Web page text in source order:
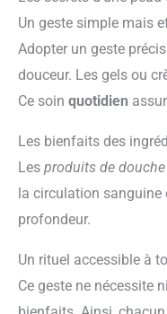
Un geste simple mais
Adopter un geste
douceur. Les gels ou
Ce soin quotidien
Les bienfaits des
Les produits de
la circulation sanguine
profondeur.
Un rituel accessible à
Ce geste ne nécessite